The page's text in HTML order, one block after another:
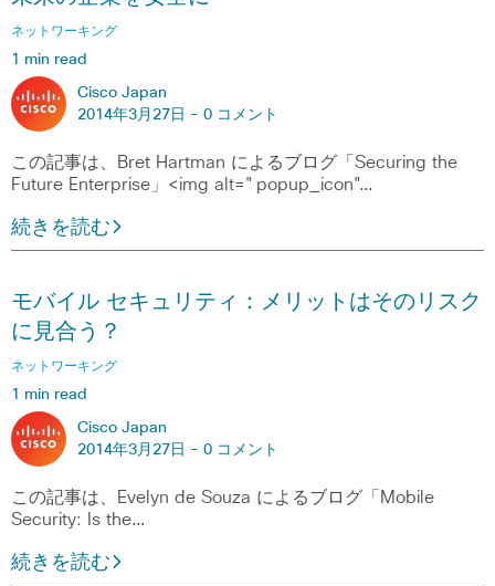
ネットワーキング
1 min read
Cisco Japan
2014年3月27日 - 0 コメント
この記事は、Bret Hartman によるブログ「Securing the
Future Enterprise」<img alt="popup_icon"…
続きを読む
モバイル セキュリティ：メリットはそのリスク
に見合う？
ネットワーキング
1 min read
Cisco Japan
2014年3月27日 - 0 コメント
この記事は、Evelyn de Souza によるブログ「Mobile
Security: Is the…
続きを読む